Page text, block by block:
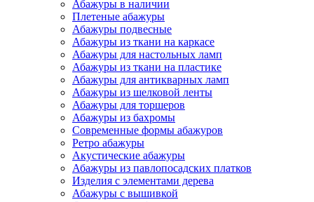
Абажуры в наличии
Плетеные абажуры
Абажуры подвесные
Абажуры из ткани на каркасе
Абажуры для настольных ламп
Абажуры из ткани на пластике
Абажуры для антикварных ламп
Абажуры из шелковой ленты
Абажуры для торшеров
Абажуры из бахромы
Современные формы абажуров
Ретро абажуры
Акустические абажуры
Абажуры из павлопосадских платков
Изделия с элементами дерева
Абажуры с вышивкой